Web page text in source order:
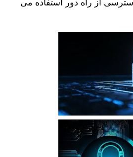
از راه دور استفاده می